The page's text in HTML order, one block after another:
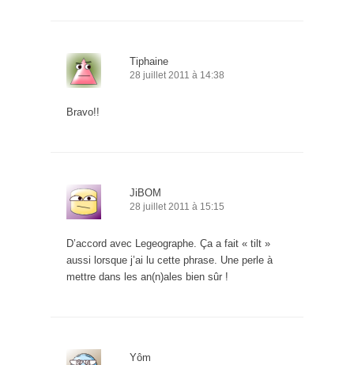
Tiphaine
28 juillet 2011 à 14:38
Bravo!!
JiBOM
28 juillet 2011 à 15:15
D’accord avec Legeographe. Ça a fait « tilt »
aussi lorsque j’ai lu cette phrase. Une perle à
mettre dans les an(n)ales bien sûr !
Yôm